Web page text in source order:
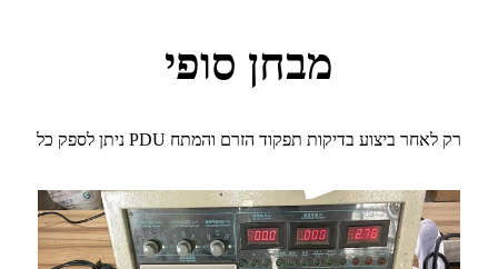
מבחן סופי
ניתן לספק כל PDU רק לאחר ביצוע בדיקות תפקוד הזרם והמתח